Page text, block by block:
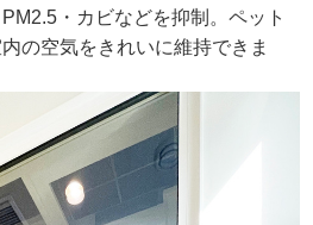
・カビなどを抑制。ペット
の空気をきれいに維持できま